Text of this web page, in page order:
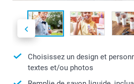
Choisissez un design et
textes et/ou photos